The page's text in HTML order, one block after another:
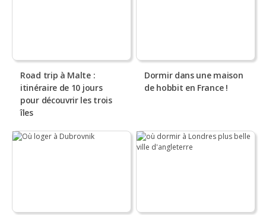
Road trip à Malte :
itinéraire de 10 jours
pour découvrir les trois
îles
Dormir dans une maison
de hobbit en France !